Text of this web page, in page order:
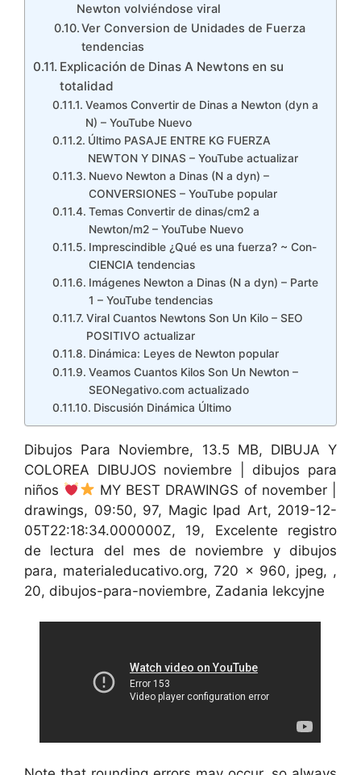
Newton volviéndose viral
Ver Conversion de Unidades de Fuerza
tendencias
Explicación de Dinas A Newtons en su
totalidad
Veamos Convertir de Dinas a Newton (dyn a
N) – YouTube Nuevo
Último PASAJE ENTRE KG FUERZA
NEWTON Y DINAS – YouTube actualizar
Nuevo Newton a Dinas (N a dyn) –
CONVERSIONES – YouTube popular
Temas Convertir de dinas/cm2 a
Newton/m2 – YouTube Nuevo
Imprescindible ¿Qué es una fuerza? ~ Con-
CIENCIA tendencias
Imágenes Newton a Dinas (N a dyn) – Parte
1 – YouTube tendencias
Viral Cuantos Newtons Son Un Kilo – SEO
POSITIVO actualizar
Dinámica: Leyes de Newton popular
Veamos Cuantos Kilos Son Un Newton –
SEONegativo.com actualizado
Discusión Dinámica Último
Dibujos Para Noviembre, 13.5 MB, DIBUJA Y
COLOREA DIBUJOS noviembre | dibujos para
niños
MY BEST DRAWINGS of november |
drawings, 09:50, 97, Magic Ipad Art, 2019-12-
05T22:18:34.000000Z, 19, Excelente registro
de lectura del mes de noviembre y dibujos
para, materialeducativo.org, 720 x 960, jpeg, ,
20, dibujos-para-noviembre, Zadania lekcyjne